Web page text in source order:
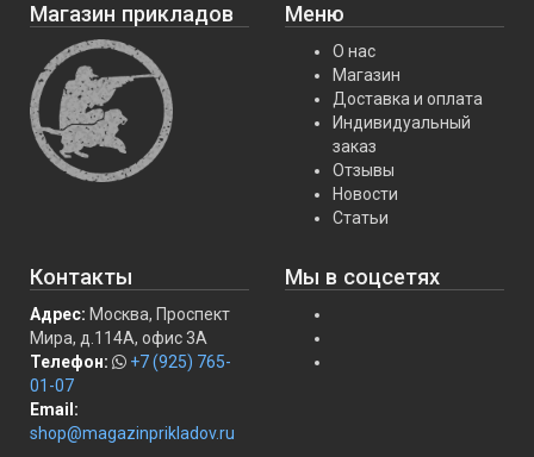
Магазин прикладов Меню
О нас
Магазин
Доставка и оплата
Индивидуальный
заказ
Отзывы
Новости
Статьи
Контакты
Адрес: Москва, Проспект
Мира, д.114А, офис 3А
Телефон:
+7 (925) 765-
01-07
Email:
shop@magazinprikladov.ru
Мы в соцсетях